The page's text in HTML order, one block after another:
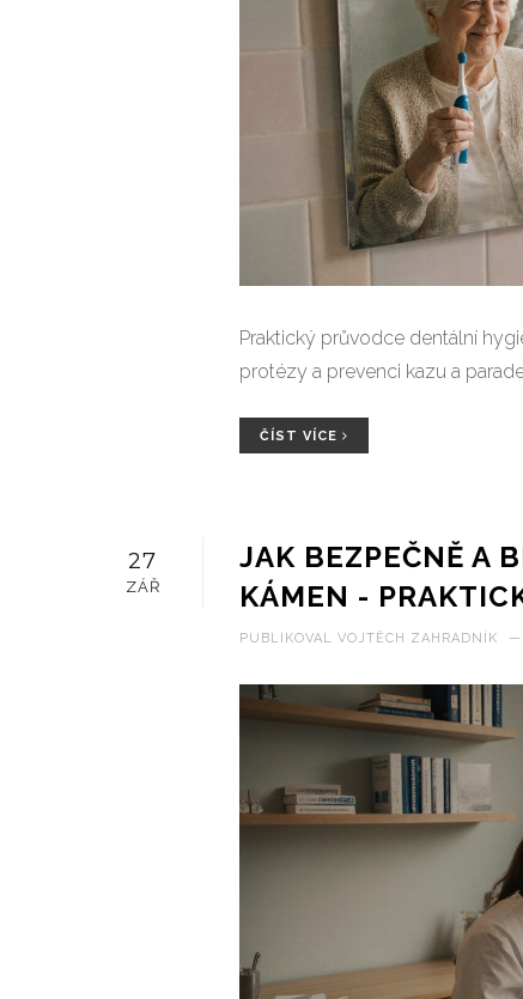
Praktický průvodce dentální
protézy a prevenci kazu a
ČÍST VÍCE
27
ZÁŘ
JAK BEZPEČNĚ A
KÁMEN -
PUBLIKOVAL VOJTĚCH ZAHRADNÍK —